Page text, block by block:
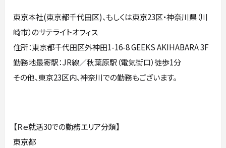
東京本社(東京都千代田区)、もしくは東京23区・神奈川県（川
崎市）のサテライトオフィス
住所：東京都千代田区外神田1-16-8 GEEKS AKIHABARA 3F
勤務地最寄駅：JR線／秋葉原駅（電気街口）徒歩1分
その他、東京23区内、神奈川での勤務もございます。
【Ｒｅ就活30での勤務エリア分類】
東京都